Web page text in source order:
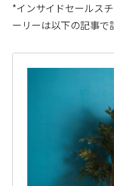
*インサイドセールス
ーリーは以下の記事で